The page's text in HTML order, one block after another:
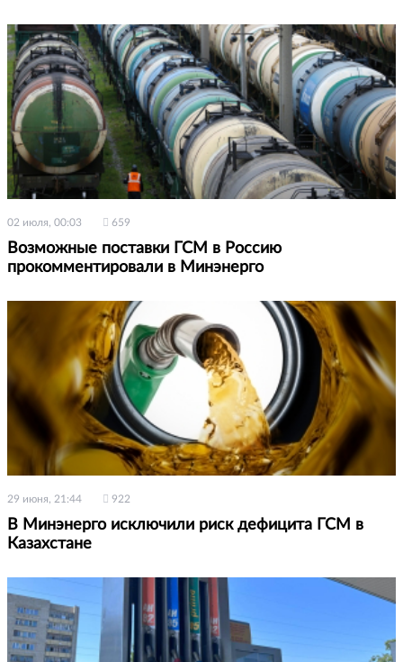
02 июля, 00:03 659
Возможные поставки ГСМ в Россию
прокомментировали в Минэнерго
29 июня, 21:44 922
В Минэнерго исключили риск дефицита ГСМ в
Казахстане